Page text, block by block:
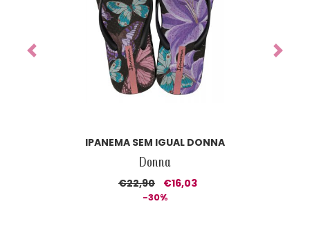
IPANEMA SEM IGUAL DONNA
Donna
€22,90 €16,03
-30%
Previous Next